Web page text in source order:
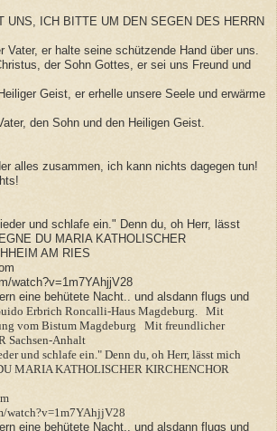
UNS, ICH BITTE UM DEN SEGEN DES HERRN
Vater, er halte seine schützende Hand über uns.
der Sohn Gottes, er sei uns Freund und
Geist, er erhelle unsere Seele und erwärme
den Sohn und den Heiligen Geist.
alles zusammen, ich kann nichts dagegen tun!
und schlafe ein." Denn du, oh Herr, lässt
DU MARIA KATHOLISCHER
AM RIES
watch?v=1m7YAhjjV28
eine behütete Nacht.. und alsdann flugs und
Erbrich Roncalli-Haus Magdeburg. Mit
vom Bistum Magdeburg Mit freundlicher
Sachsen-Anhalt
und schlafe ein." Denn du, oh Herr, lässt mich
MARIA KATHOLISCHER KIRCHENCHOR
watch?v=1m7YAhjjV28
eine behütete Nacht.. und alsdann flugs und